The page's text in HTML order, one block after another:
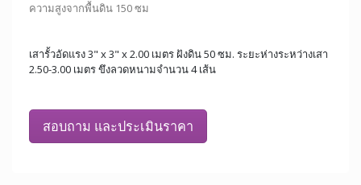
ความสูงจากพื้นดิน 150 ซม
เสารั้วอัดแรง 3" x 3" x 2.00 เมตร ฝังดิน 50 ซม. ระยะห่างระหว่างเสา
2.50-3.00 เมตร ขึงลวดหนามจำนวน 4 เส้น
สอบถาม และประเมินราคา